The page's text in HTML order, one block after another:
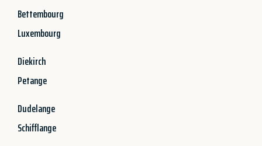
Bettembourg
Luxembourg
Diekirch
Petange
Dudelange
Schifflange